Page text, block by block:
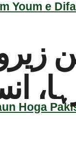
Youm e
Hoga